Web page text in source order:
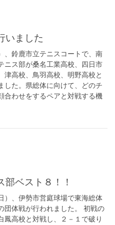
いました
、鈴鹿市立テニスコートで、南
ニス部が桑名工業高校、四日市
津高校、鳥羽高校、明野高校と
した。県総体に向けて、どのチ
合わせをするペアと対戦する機
部ベスト８！！
）、伊勢市営庭球場で東海総体
団体戦が行われました。 初戦の
鳳高校と対戦し、２－１で破り